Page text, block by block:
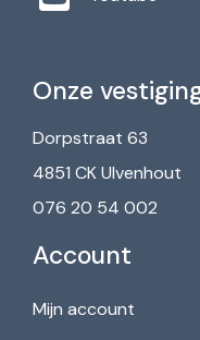
Onze
Dorpstraat 63
4851 CK Ulvenhout
076 20 54 002
Account
Mijn account